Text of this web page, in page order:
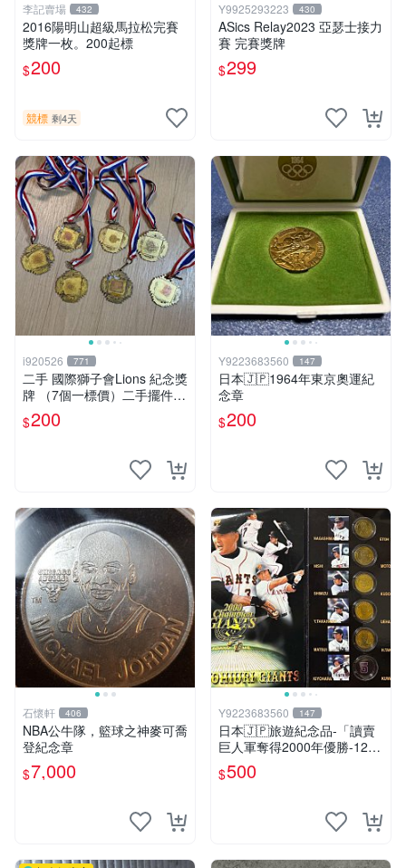
李記賣場 432
2016陽明山超級馬拉松完賽
獎牌一枚。200起標
$200
競標 剩4天
Y9925293223 430
ASics Relay2023 亞瑟士接力
賽 完賽獎牌
$299
i920526 771
二手 國際獅子會Lions 紀念獎
牌 （7個一標價）二手擺件
二手獎牌 早期獎牌 背景
$200
Y9223683560 147
日本🇯🇵1964年東京奧運紀
念章
$200
石懷軒 406
NBA公牛隊，籃球之神麥可喬
登紀念章
$7,000
Y9223683560 147
日本🇯🇵旅遊紀念品-「讀賣
巨人軍奪得2000年優勝-12位
教練球員紀念徽章」
$500